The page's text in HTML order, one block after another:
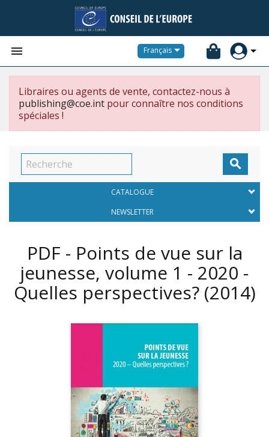
 Français
Libraires ou agents de vente, contactez-nous à
publishing@coe.int pour connaître nos conditions
spéciales !

CATALOGUE
NEWSLETTER
PDF - Points de vue sur la
jeunesse, volume 1 - 2020 -
Quelles perspectives? (2014)